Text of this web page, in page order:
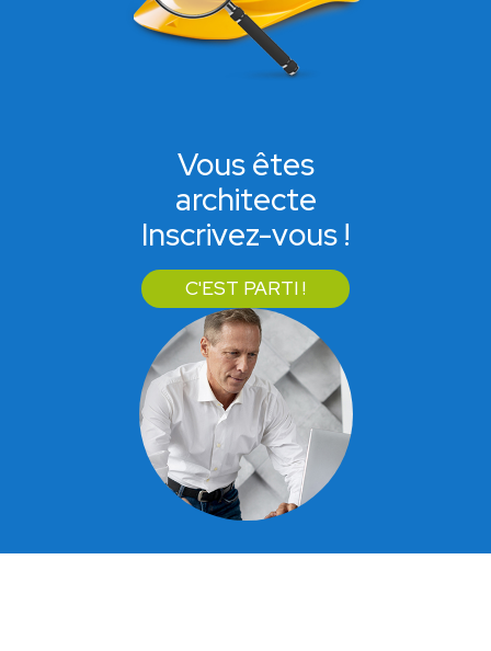
Vous êtes
architecte
Inscrivez-vous !
C'EST PARTI !